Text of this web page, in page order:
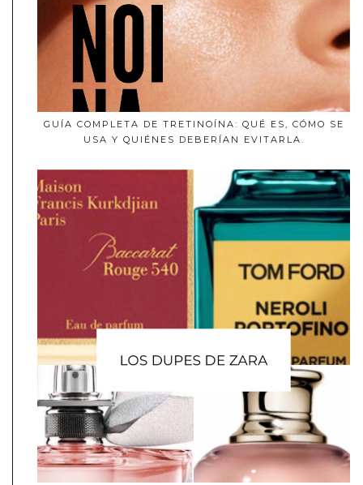
GUÍA COMPLETA DE TRETINOÍNA: QUÉ ES, CÓMO SE
USA Y QUIÉNES DEBERÍAN EVITARLA.